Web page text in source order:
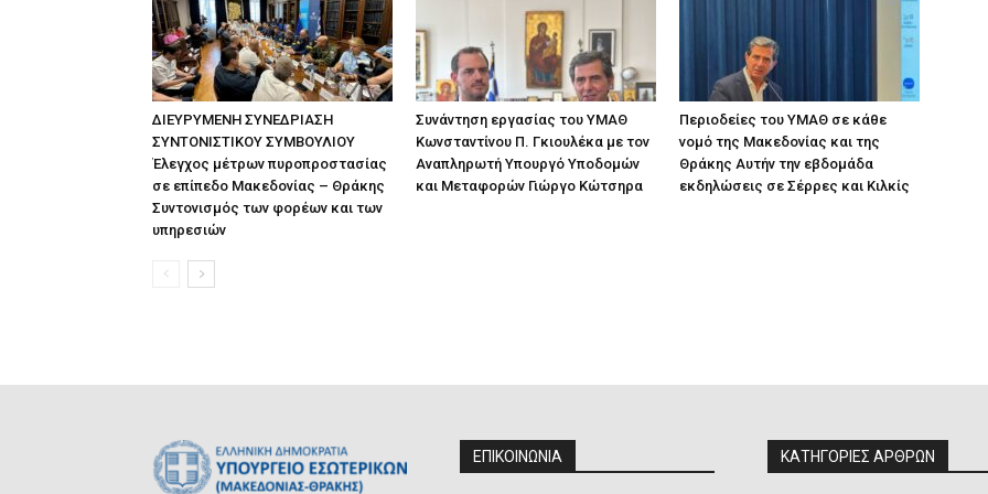
ΔΙΕΥΡΥΜΕΝΗ ΣΥΝΕΔΡΙΑΣΗ
ΣΥΝΤΟΝΙΣΤΙΚΟΥ ΣΥΜΒΟΥΛΙΟΥ
Έλεγχος μέτρων πυροπροστασίας
σε επίπεδο Μακεδονίας – Θράκης
Συντονισμός των φορέων και των
υπηρεσιών
Συνάντηση εργασίας του ΥΜΑΘ
Κωνσταντίνου Π. Γκιουλέκα με τον
Αναπληρωτή Υπουργό Υποδομών
και Μεταφορών Γιώργο Κώτσηρα
Περιοδείες του ΥΜΑΘ σε κάθε
νομό της Μακεδονίας και της
Θράκης Αυτήν την εβδομάδα
εκδηλώσεις σε Σέρρες και Κιλκίς
ΕΠΙΚΟΙΝΩΝΙΑ ΚΑΤΗΓΟΡΙΕΣ ΑΡΘΡΩΝ